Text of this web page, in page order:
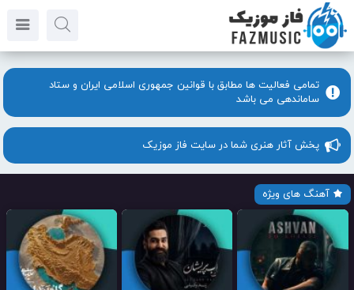
تمامی فعالیت ها مطابق با قوانین جمهوری اسلامی ایران و ستاد
ساماندهی می باشد
پخش آثار هنری شما در سایت فاز موزیک
آهنگ های ویژه